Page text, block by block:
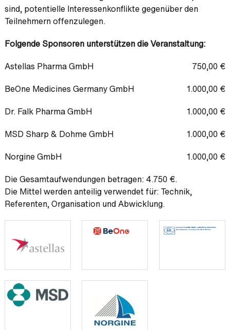
sind, potentielle Interessenkonflikte gegenüber den
Teilnehmern offenzulegen.
Folgende Sponsoren unterstützen die Veranstaltung:
Astellas Pharma GmbH
750,00 €
BeOne Medicines Germany GmbH
1.000,00 €
Dr. Falk Pharma GmbH
1.000,00 €
MSD Sharp & Dohme GmbH
1.000,00 €
Norgine GmbH
1.000,00 €
Die Gesamtaufwendungen betragen: 4.750 €.
Die Mittel werden anteilig verwendet für: Technik,
Referenten, Organisation und Abwicklung.